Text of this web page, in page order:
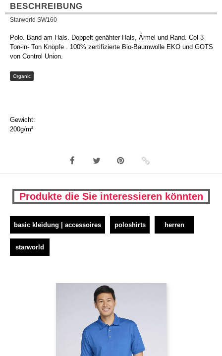
BESCHREIBUNG
Starworld SW160
Polo. Band am Hals. Doppelt genähter Hals, Ärmel und Rand. Col 3
Ton-in- Ton Knöpfe . 100% zertifizierte Bio-Baumwolle EKO und GOTS
von Control Union.
Organic
Gewicht:
200g/m²
Produkte die Sie interessieren könnten
basic kleidung | accessoires poloshirts herren
starworld